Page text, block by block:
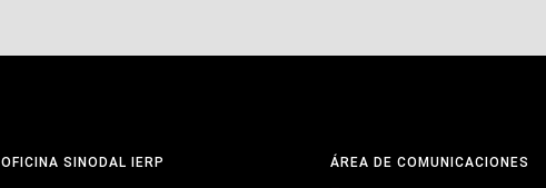
OFICINA SINODAL IERP ÁREA DE COMUNICACIONES